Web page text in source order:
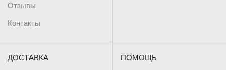
Отзывы
Контакты
ДОСТАВКА ПОМОЩЬ